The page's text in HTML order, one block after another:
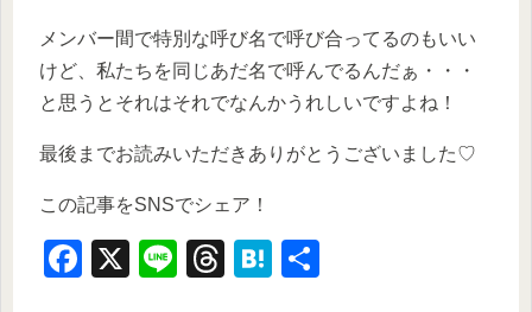
メンバー間で特別な呼び名で呼び合ってるのもいい
けど、私たちを同じあだ名で呼んでるんだぁ・・・
と思うとそれはそれでなんかうれしいですよね！
最後までお読みいただきありがとうございました♡
この記事をSNSでシェア！
F
X
Li
T
H